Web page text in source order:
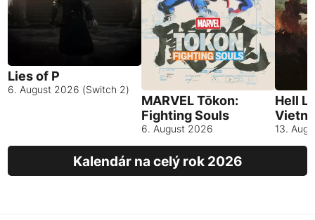
Lies of P
6. August 2026 (Switch 2)
MARVEL Tōkon:
Fighting Souls
6. August 2026
Hell
13.
Kalendár na celý rok 2026